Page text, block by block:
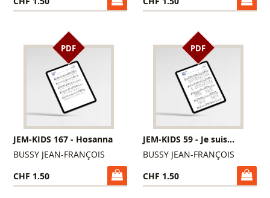
PDF
JEM-KIDS 167 - Hosanna
BUSSY JEAN-FRANÇOIS
CHF 1.50
PDF
JEM-KIDS 59 - Je suis...
BUSSY JEAN-FRANÇOIS
CHF 1.50